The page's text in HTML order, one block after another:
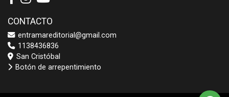
CONTACTO
entramareditorial@gmail.com
1138436836
San Cristóbal
Botón de arrepentimiento